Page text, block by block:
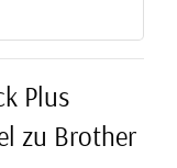
Plus
zu Brother